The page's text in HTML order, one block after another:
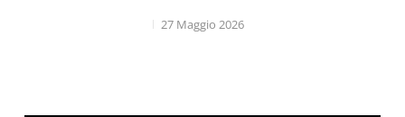
27 Maggio 2026